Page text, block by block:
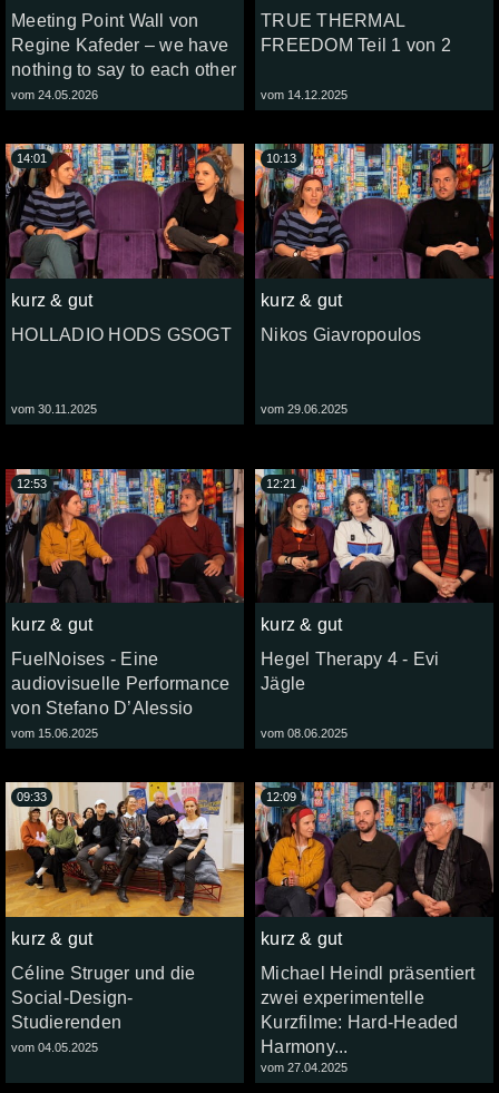
Meeting Point Wall von
Regine Kafeder – we have
nothing to say to each other
vom 24.05.2026
TRUE THERMAL
FREEDOM Teil 1 von 2
vom 14.12.2025
kurz & gut
HOLLADIO HODS GSOGT
vom 30.11.2025
14:01
kurz & gut
Nikos Giavropoulos
vom 29.06.2025
10:13
kurz & gut
FuelNoises - Eine
audiovisuelle Performance
von Stefano D’Alessio
vom 15.06.2025
12:53
kurz & gut
Hegel Therapy 4 - Evi
Jägle
vom 08.06.2025
12:21
kurz & gut
Céline Struger und die
Social-Design-
Studierenden
vom 04.05.2025
09:33
kurz & gut
Michael Heindl präsentiert
zwei experimentelle
Kurzfilme: Hard-Headed
Harmony...
vom 27.04.2025
12:09